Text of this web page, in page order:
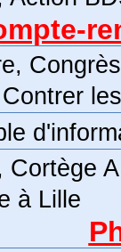
Cortège
à Lille